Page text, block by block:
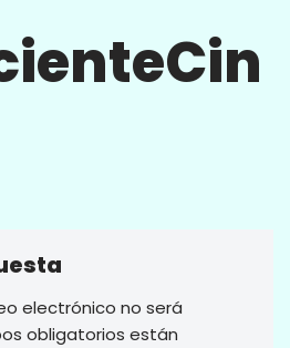
electrónico no será
obligatorios están